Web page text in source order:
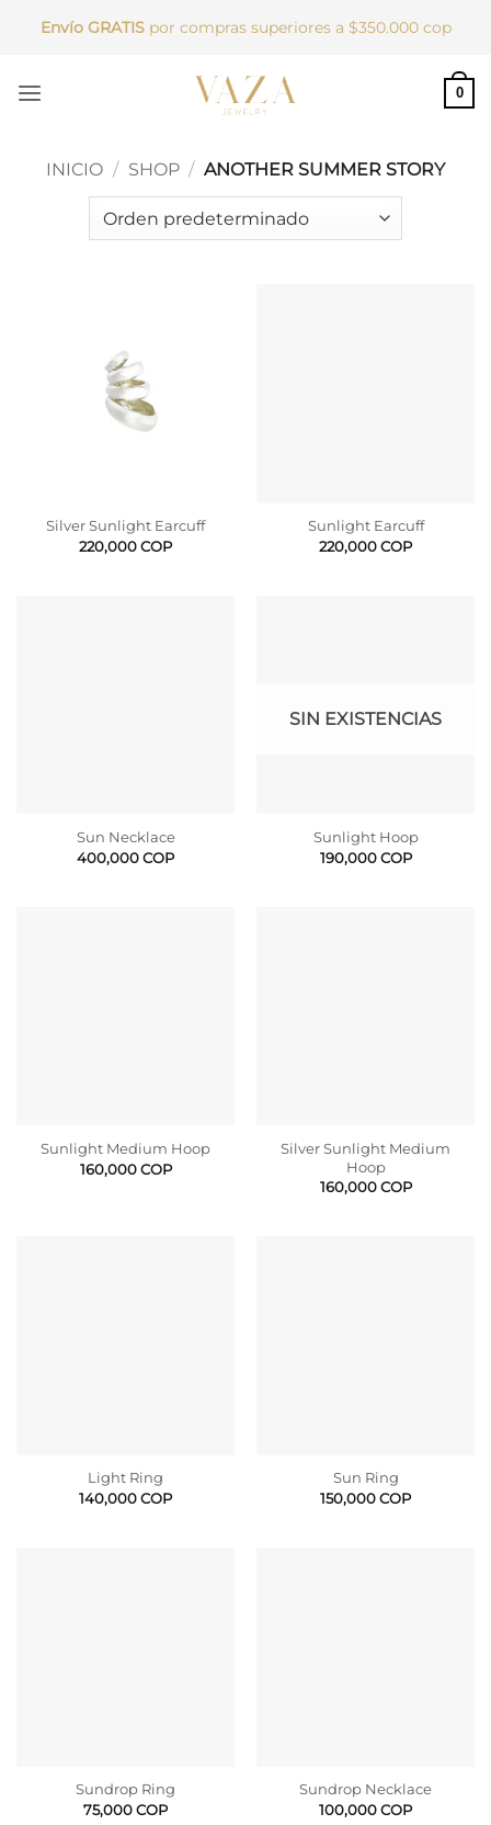
Envío GRATIS por compras superiores a $350.000 cop
0
INICIO / SHOP / ANOTHER SUMMER STORY
Silver Sunlight Earcuff
220,000COP
Sunlight Earcuff
220,000COP
Sun Necklace
400,000COP
SIN EXISTENCIAS
Sunlight Hoop
190,000COP
Sunlight Medium Hoop
160,000COP
Silver Sunlight Medium
Hoop
160,000COP
Light Ring
140,000COP
Sun Ring
150,000COP
Sundrop Ring
75,000COP
Sundrop Necklace
100,000COP